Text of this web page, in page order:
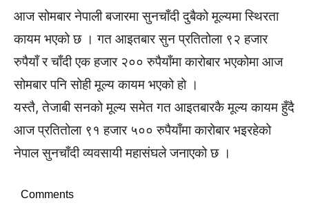
आज सोमबार नेपाली बजारमा सुनचाँदी दुबैको मूल्यमा स्थिरता
कायम भएको छ । गत आइतबार सुन प्रतितोला ९२ हजार
रुपैयाँ र चाँदी एक हजार २०० रुपैयाँमा कारोबार भएकोमा आज
सोमबार पनि सोही मूल्य कायम भएको हो ।
यस्तै, तेजाबी सनको मूल्य समेत गत आइतबारकै मूल्य कायम हुँदै
आज प्रतितोला ९१ हजार ५०० रुपैयाँमा कारोबार भइरहेको
नेपाल सुनचाँदी व्यवसायी महासंघले जनाएको छ ।
Comments